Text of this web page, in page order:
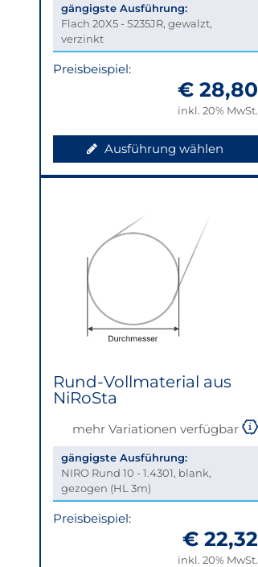
gängigste Ausführung:
Flach 20X5 - S235JR, gewalzt,
verzinkt
Preisbeispiel:
€ 28,80
inkl. 20% MwSt.
Ausführung wählen
Rund-Vollmaterial aus
NiRoSta
mehr Variationen verfügbar
gängigste Ausführung:
NIRO Rund 10 - 1.4301, blank,
gezogen (HL 3m)
Preisbeispiel:
€ 22,32
inkl. 20% MwSt.